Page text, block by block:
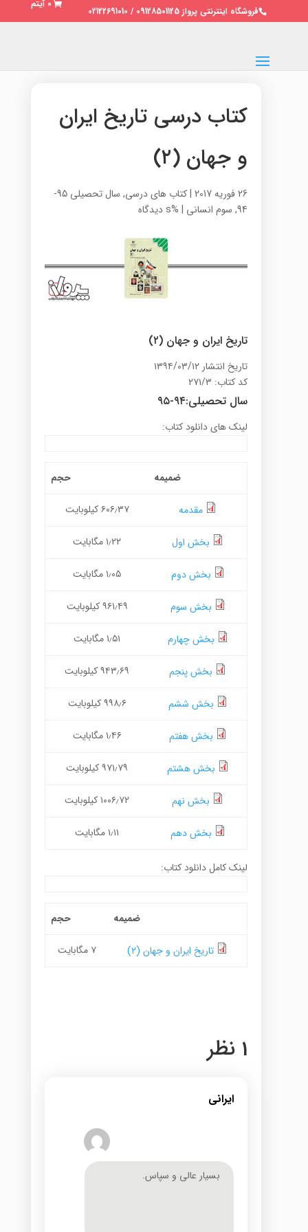
فروشگاه اینترنتی پرواز 09128501125 / 02122691010
0 آیتم
کتاب درسی تاریخ ایران
و جهان (۲)
26 فوریه 2017 |کتاب های درسی,
سال تحصیلی 95-
94
, سوم انسانی | %s دیدگاه
تاریخ ایران و جهان (۲)
تاریخ انتشار ۱۳۹۴/۰۳/۱۲
کد کتاب: ۲۷۱/۳
سال تحصیلی:۹۴-۹۵
لینک های دانلود کتاب:
ضمیمه حجم
مقدمه ۶۰۶٫۳۷ کیلوبایت
بخش اول ۱٫۲۲ مگابایت
بخش دوم ۱٫۰۵ مگابایت
بخش سوم ۹۶۱٫۴۹ کیلوبایت
بخش چهارم ۱٫۵۱ مگابایت
بخش پنجم ۹۴۳٫۶۹ کیلوبایت
بخش ششم ۹۹۸٫۶ کیلوبایت
بخش هفتم ۱٫۴۶ مگابایت
بخش هشتم ۹۷۱٫۷۹ کیلوبایت
بخش نهم ۱۰۰۶٫۷۲ کیلوبایت
بخش دهم ۱٫۱۱ مگابایت
لینک کامل دانلود کتاب:
ضمیمه حجم
تاریخ ایران و جهان (۲) ۷ مگابایت
1 نظر
ایرانی
بسیار عالی و سپاس.